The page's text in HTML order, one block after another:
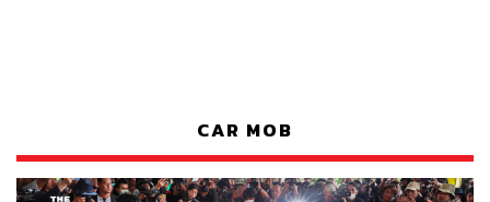
CAR MOB